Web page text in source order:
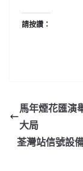
請按讚：
馬年煙花匯演
大局
荃灣站信號設